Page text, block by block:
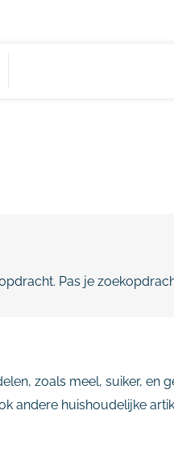
Pas je
zoals meel, suiker,
andere huishoudelijke